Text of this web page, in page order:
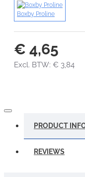
€ 4,65
Excl. BTW: € 3,84
Boxby Proline
PRODUCT
REVIEWS